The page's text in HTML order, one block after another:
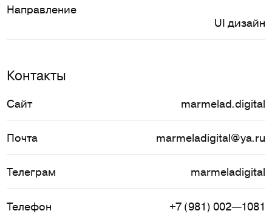
Направление
UI дизайн
Контакты
Сайт marmelad.digital
Почта marmeladigital@ya.ru
Телеграм marmeladigital
Телефон +7 (981) 002—1081